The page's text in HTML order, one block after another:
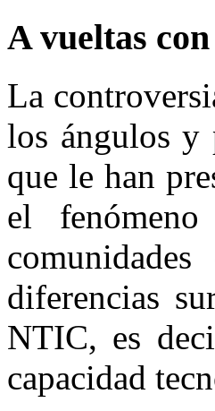
A vueltas
La
los ángulos y
que le han
el
diferencias
NTIC, es
capacidad